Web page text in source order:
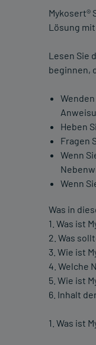
Mykosert®
Lösung
Lesen Sie
beginnen,
Heben
Fragen
Wenn
Wenn
Was in
1. Was ist
2. Was
3. Wie ist
4. Welche
5. Wie ist
6. Inhalt
1. Was ist